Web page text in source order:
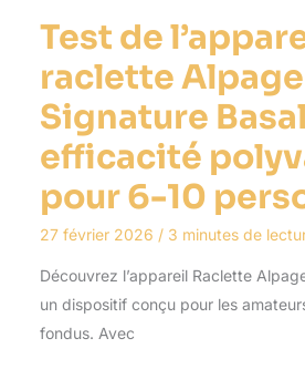
Test de
raclette Alpage
Signature
efficacité
pour 6-10
27 février 2026 / 3 minutes de
Découvrez l’appareil Raclette
un dispositif conçu pour les
fondus. Avec